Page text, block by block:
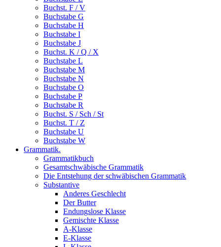
Buchst. F / V
Buchstabe G
Buchstabe H
Buchstabe I
Buchstabe J
Buchst. K / Q / X
Buchstabe L
Buchstabe M
Buchstabe N
Buchstabe O
Buchstabe P
Buchstabe R
Buchst. S / Sch / St
Buchst. T / Z
Buchstabe U
Buchstabe W
Grammatik.
Grammatikbuch
Gesamtschwäbische Grammatik
Die Entstehung der schwäbischen Grammatik
Substantive
Anderes Geschlecht
Der Butter
Endungslose Klasse
Gemischte Klasse
A-Klasse
E-Klasse